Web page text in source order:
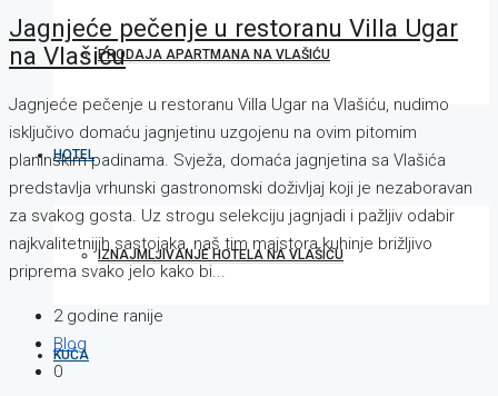
PRODAJA APARTMANA NA VLAŠIĆU
HOTEL
IZNAJMLJIVANJE HOTELA NA VLAŠIĆU
KUĆA
Jagnjeće pečenje u restoranu Villa Ugar
na Vlašiću
Jagnjeće pečenje u restoranu Villa Ugar na Vlašiću, nudimo
isključivo domaću jagnjetinu uzgojenu na ovim pitomim
planinskim padinama. Svježa, domaća jagnjetina sa Vlašića
predstavlja vrhunski gastronomski doživljaj koji je nezaboravan
za svakog gosta. Uz strogu selekciju jagnjadi i pažljiv odabir
najkvalitetnijih sastojaka, naš tim majstora kuhinje brižljivo
priprema svako jelo kako bi...
2 godine ranije
Blog
0